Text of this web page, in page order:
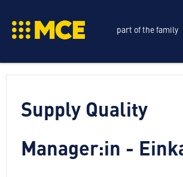
part of the family
Supply Quality
Manager:in -